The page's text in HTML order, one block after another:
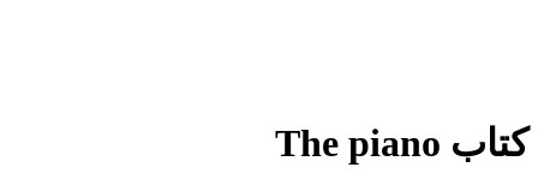
کتاب The piano